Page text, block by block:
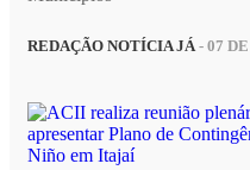
REDAÇÃO NOTÍCIA JÁ- 07